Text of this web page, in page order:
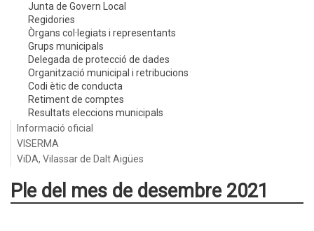
Junta de Govern Local
Regidories
Òrgans col·legiats i representants
Grups municipals
Delegada de protecció de dades
Organització municipal i retribucions
Codi ètic de conducta
Retiment de comptes
Resultats eleccions municipals
Informació oficial
VISERMA
ViDA, Vilassar de Dalt Aigües
Ple del mes de desembre 2021